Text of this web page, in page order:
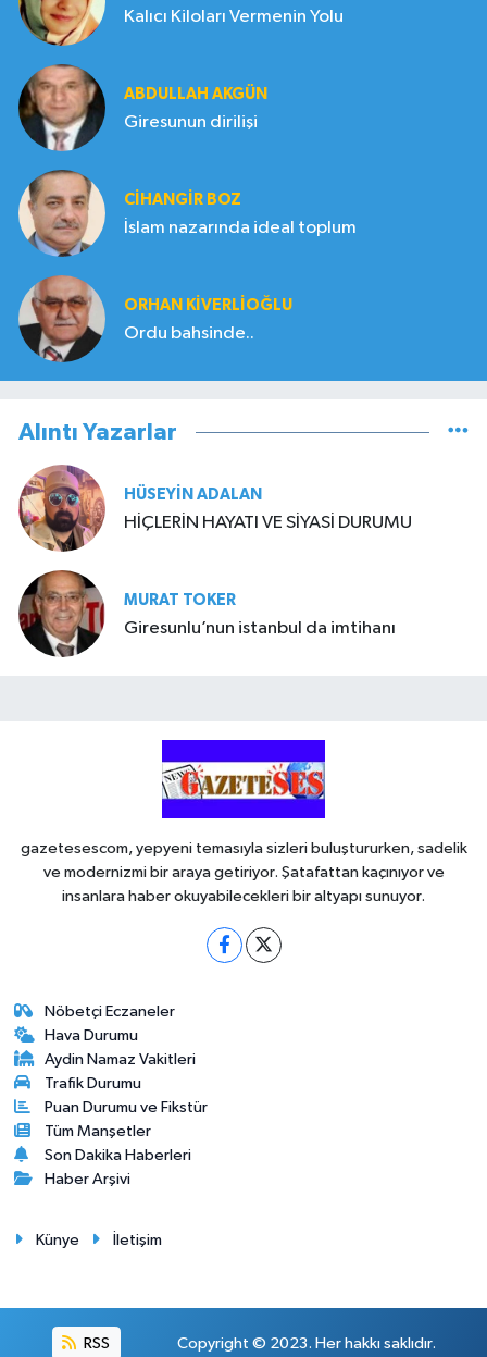
Kalıcı Kiloları Vermenin Yolu
ABDULLAH AKGÜN
Giresunun dirilişi
CIHANGIR BOZ
İslam nazarında ideal toplum
ORHAN KIVERLIOĞLU
Ordu bahsinde..
Alıntı Yazarlar
HÜSEYIN ADALAN
HİÇLERİN HAYATI VE SİYASİ DURUMU
MURAT TOKER
Giresunlu’nun istanbul da imtihanı
gazetesescom, yepyeni temasıyla sizleri buluştururken, sadelik
ve modernizmi bir araya getiriyor. Şatafattan kaçınıyor ve
insanlara haber okuyabilecekleri bir altyapı sunuyor.
Nöbetçi Eczaneler
Hava Durumu
Aydin Namaz Vakitleri
Trafik Durumu
Puan Durumu ve Fikstür
Tüm Manşetler
Son Dakika Haberleri
Haber Arşivi
Künye İletişim
RSS Copyright © 2023. Her hakkı saklıdır.